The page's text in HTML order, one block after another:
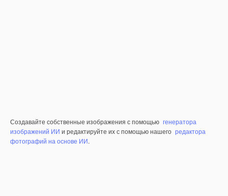
Создавайте собственные изображения с помощью генератора
изображений ИИ и редактируйте их с помощью нашего редактора
фотографий на основе ИИ.